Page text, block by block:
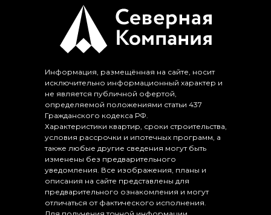
Информация, размещённая на сайте, носит
исключительно информационный характер и
не является публичной офертой,
определяемой положениями статьи 437
Гражданского кодекса РФ.
Характеристики квартир, сроки строительства,
условия рассрочки и ипотечных программ, а
также любые другие сведения могут быть
изменены без предварительного
уведомления. Все изображения, планы и
описания на сайте представлены для
предварительного ознакомления и могут
отличаться от фактического исполнения.